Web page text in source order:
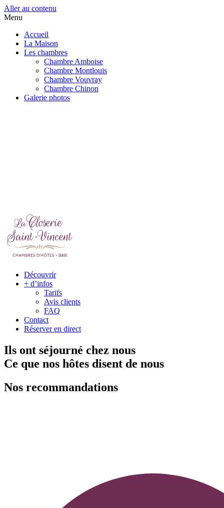
Aller au contenu
Menu
Accueil
La Maison
Les chambres
Chambre Amboise
Chambre Montlouis
Chambre Vouvray
Chambre Chinon
Galerie photos
Découvrir
+ d’infos
Tarifs
Avis clients
FAQ
Contact
Réserver en direct
Ils ont séjourné chez nous
Ce que nos hôtes disent de nous
Nos recommandations